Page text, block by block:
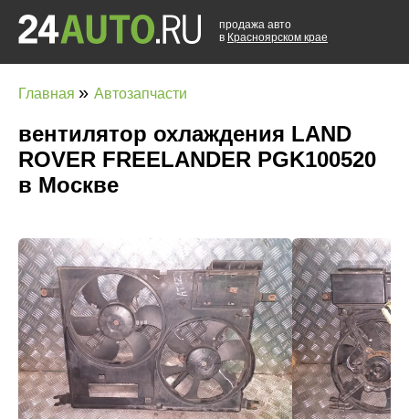
продажа авто
в Красноярском крае
Главная » Автозапчасти
вентилятор охлаждения LAND
ROVER FREELANDER PGK100520
в Москве